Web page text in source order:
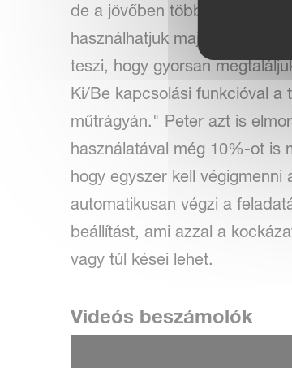
de a jövőben több
használhatjuk majd ezt a
teszi, hogy gyorsan
Ki/Be kapcsolási funkcióval a
műtrágyán." Peter azt is
használatával még 10%-ot is
hogy egyszer kell
automatikusan végzi a
beállítást, ami azzal a
vagy túl kései lehet.
Videós beszámolók